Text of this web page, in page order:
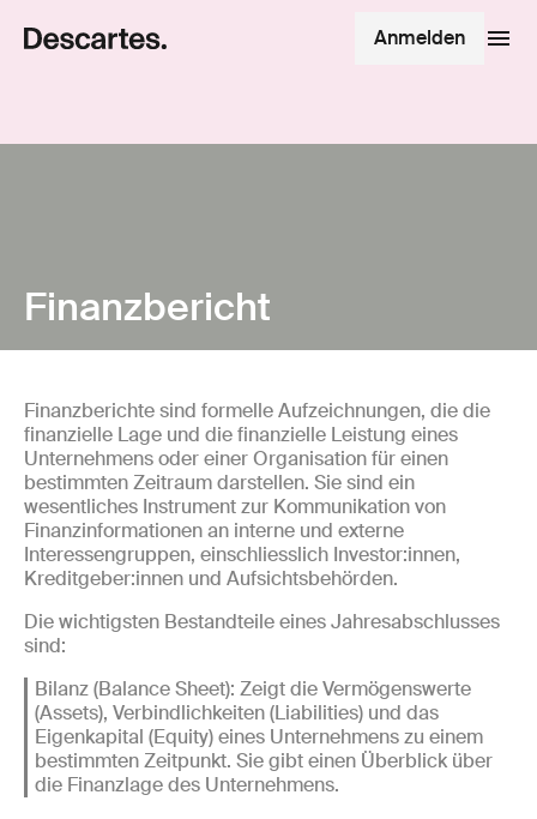
Anmelden
Finanzbericht
Finanzberichte sind formelle Aufzeichnungen, die die
finanzielle Lage und die finanzielle Leistung eines
Unternehmens oder einer Organisation für einen
bestimmten Zeitraum darstellen. Sie sind ein
wesentliches Instrument zur Kommunikation von
Finanzinformationen an interne und externe
Interessengruppen, einschliesslich Investor:innen,
Kreditgeber:innen und Aufsichtsbehörden.
Die wichtigsten Bestandteile eines Jahresabschlusses
sind:
Bilanz (Balance Sheet): Zeigt die Vermögenswerte
(Assets), Verbindlichkeiten (Liabilities) und das
Eigenkapital (Equity) eines Unternehmens zu einem
bestimmten Zeitpunkt. Sie gibt einen Überblick über
die Finanzlage des Unternehmens.